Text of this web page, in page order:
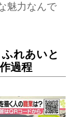
魅力なんで
れあいと
過程